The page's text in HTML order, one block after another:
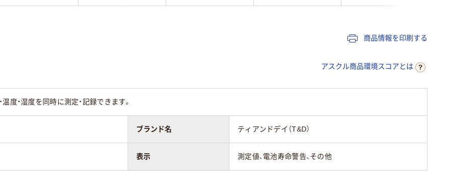
商品情報を印刷する
アスクル商品環境スコアとは
温度・湿度を同時に測定・記録できます。
ブランド名 ティアンドデイ（T&D）
表示 測定値、電池寿命警告、その他